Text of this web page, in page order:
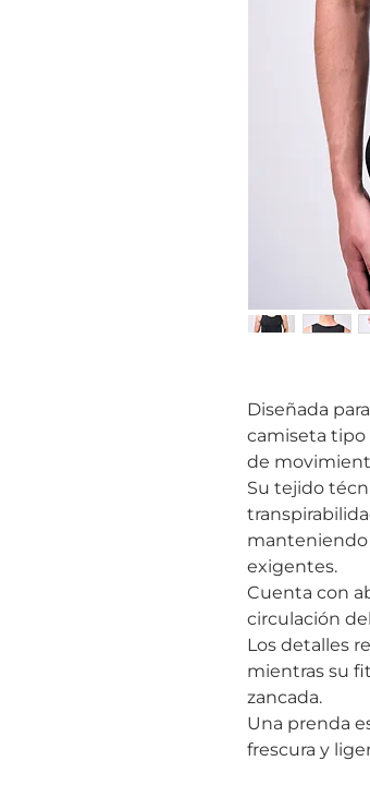
Diseñada
camiseta
de
Su tejido
manteniendo
exigentes.
Cuenta con
circulación
Los detalles
mientras su
zancada.
Una prenda
frescura y